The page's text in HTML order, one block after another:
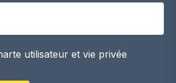
utilisateur et vie privée